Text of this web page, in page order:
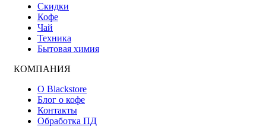
Скидки
Кофе
Чай
Техника
Бытовая химия
КОМПАНИЯ
О Blackstore
Блог о кофе
Контакты
Обработка ПД